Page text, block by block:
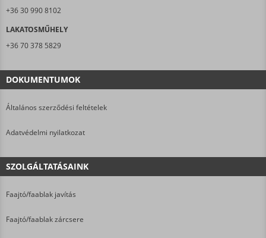
+36 30 990 8102
LAKATOSMŰHELY
+36 70 378 5829
DOKUMENTUMOK
Általános szerződési feltételek
Adatvédelmi nyilatkozat
SZOLGÁLTATÁSAINK
Faajtó/faablak javítás
Faajtó/faablak zárcsere